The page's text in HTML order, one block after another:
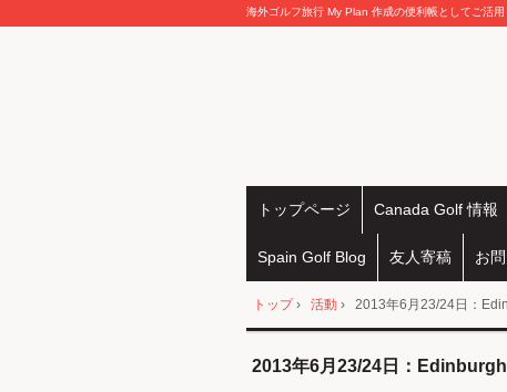
海外ゴルフ旅行 My Plan 作成の便利帳としてご活
トップページ Canada Golf 情報
Spain Golf Blog 友人寄稿 お
トップ› 活動 › 2013年6月23/24日：
2013年6月23/24日：